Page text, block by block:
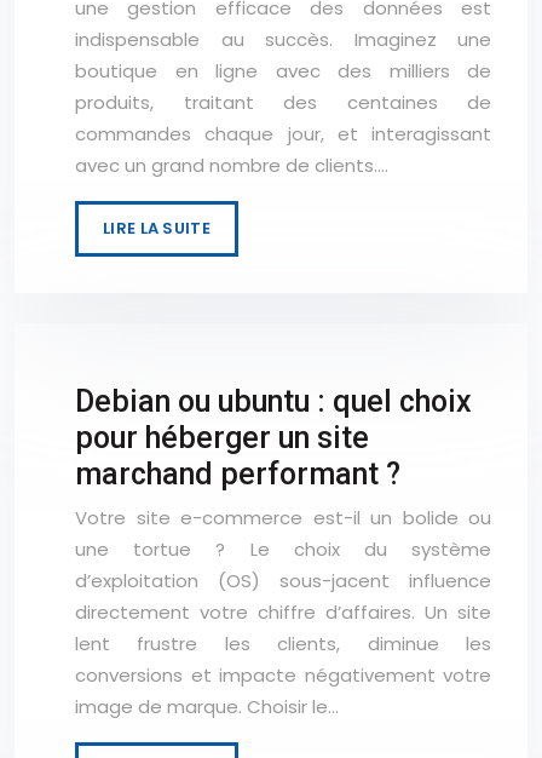
une gestion efficace des données est
indispensable au succès. Imaginez une
boutique en ligne avec des milliers de
produits, traitant des centaines de
commandes chaque jour, et interagissant
avec un grand nombre de clients….
LIRE LA SUITE
Debian ou ubuntu : quel choix
pour héberger un site
marchand performant ?
Votre site e-commerce est-il un bolide ou
une tortue ? Le choix du système
d’exploitation (OS) sous-jacent influence
directement votre chiffre d’affaires. Un site
lent frustre les clients, diminue les
conversions et impacte négativement votre
image de marque. Choisir le…